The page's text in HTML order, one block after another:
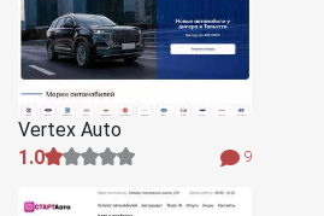
Vertex Auto
1.0
9